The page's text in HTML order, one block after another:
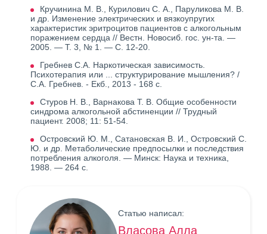
Кручинина М. В., Курилович С. А., Паруликова М. В.
и др. Изменение электрических и вязкоупругих
характеристик эритроцитов пациентов с алкогольным
поражением сердца // Вестн. Новосиб. гос. ун-та. —
2005. — Т. 3, № 1. — С. 12-20.
Гребнев С.А. Наркотическая зависимость.
Психотерапия или ... структурирование мышления? /
С.А. Гребнев. - Екб., 2013 - 168 с.
Стуров Н. В., Варнакова Т. В. Общие особенности
синдрома алкогольной абстиненции // Трудный
пациент. 2008; 11: 51-54.
Островский Ю. М., Сатановская В. И., Островский С.
Ю. и др. Метаболические предпосылки и последствия
потребления алкоголя. — Минск: Наука и техника,
1988. — 264 с.
Статью написал:
Власова Алла